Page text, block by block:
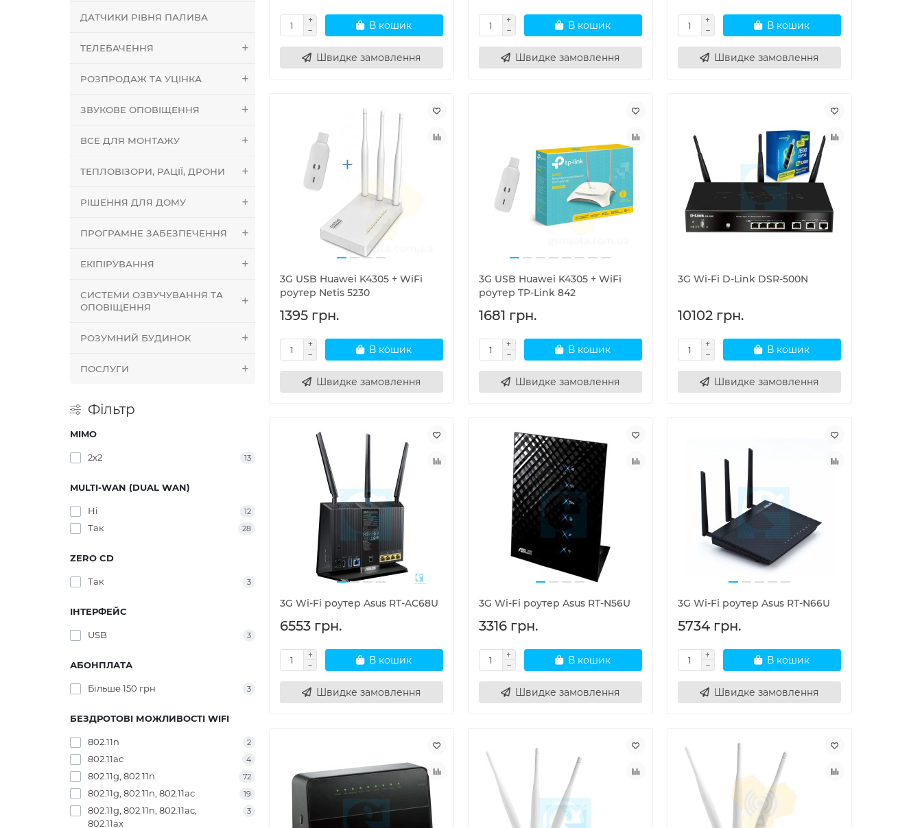
ДАТЧИКИ РІВНЯ ПАЛИВА
ТЕЛЕБАЧЕННЯ
РОЗПРОДАЖ ТА УЦІНКА
ЗВУКОВЕ ОПОВІЩЕННЯ
ВСЕ ДЛЯ МОНТАЖУ
ТЕПЛОВІЗОРИ, РАЦІЇ, ДРОНИ
РІШЕННЯ ДЛЯ ДОМУ
ПРОГРАМНЕ ЗАБЕЗПЕЧЕННЯ
ЕКІПІРУВАННЯ
СИСТЕМИ ОЗВУЧУВАННЯ ТА
ОПОВІЩЕННЯ
РОЗУМНИЙ БУДИНОК
ПОСЛУГИ
Фільтр
MIMO
2x2 13
MULTI-WAN (DUAL WAN)
Ні 12
Так 28
ZERO CD
Так 3
ІНТЕРФЕЙС
USB 3
АБОНПЛАТА
Більше 150 грн 3
БЕЗДРОТОВІ МОЖЛИВОСТІ WIFI
802.11n 2
802.11ac 4
802.11g, 802.11n 72
802.11g, 802.11n, 802.11ac 19
802.11g, 802.11n, 802.11ac,
802.11ax
3
В кошик
Швидке замовлення
В кошик
Швидке замовлення
В кошик
Швидке замовлення
3G USB Huawei K4305 + WiFi
роутер Netis 5230
1395 грн.
В кошик
Швидке замовлення
3G USB Huawei K4305 + WiFi
роутер TP-Link 842
1681 грн.
В кошик
Швидке замовлення
3G Wi-Fi D-Link DSR-500N
10102 грн.
В кошик
Швидке замовлення
3G Wi-Fi роутер Asus RT-AC68U
6553 грн.
В кошик
Швидке замовлення
3G Wi-Fi роутер Asus RT-N56U
3316 грн.
В кошик
Швидке замовлення
3G Wi-Fi роутер Asus RT-N66U
5734 грн.
В кошик
Швидке замовлення